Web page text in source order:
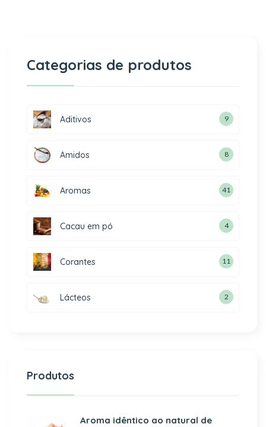
Categorias de produtos
Aditivos 9
Amidos 8
Aromas 41
Cacau em pó 4
Corantes 11
Lácteos 2
Produtos
Aroma idêntico ao natural de